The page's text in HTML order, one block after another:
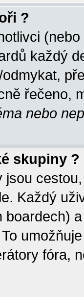
?
každý
řečeno,
nebo
skupiny ?
jsou
Každý
boardech)
fóra,